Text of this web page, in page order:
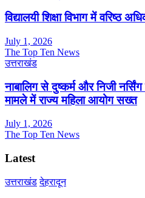
विद्यालयी शिक्षा विभाग में वरिष्ठ
July 1, 2026
The Top Ten News
उत्तराखंड
नाबालिग से दुष्कर्म और निजी
मामले में राज्य महिला आयोग सख्त
July 1, 2026
The Top Ten News
Latest
उत्तराखंड देहरादून